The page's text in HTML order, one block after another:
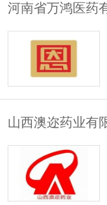
河南省万鸿医药
山西澳迩药业有